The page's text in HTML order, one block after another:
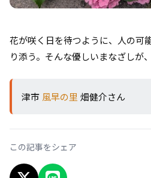
花が咲く日を待つように、人の可
り添う。そんな優しいまなざしが
津市 風早の里 畑健介さん
この記事をシェア